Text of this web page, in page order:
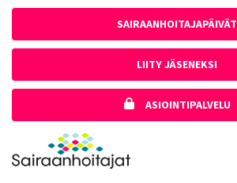
SAIRAANHOITAJAPÄIVÄT
LIITY JÄSENEKSI
ASIOINTIPALVELU
Etusivulle